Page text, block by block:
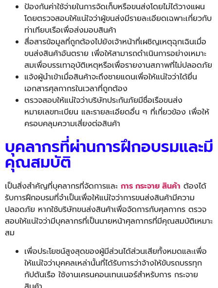
ป้องกันค่าใช้จ่ายในการจัดเก็บหรือขนส่งโดยไม่ได้วางแผน
โดยตรวจสอบให้แน่ใจว่าผู้ขนส่งมีรายละเอียดเฉพาะเกี่ยวกับ
ท่าเทียบเรือเพื่อส่งมอบสินค้า
สื่อสารข้อมูลที่ถูกต้องไปยังเจ้าหน้าที่เผชิญเหตุฉุกเฉินเมื่อ
ขนส่งสินค้าอันตราย เพื่อให้สามารถดำเนินการอย่างเหมาะ
สมเพื่อบรรเทาอุบัติเหตุหรือเพื่อรายงานสภาพที่ไม่ปลอดภัย
แจ้งผู้นำเข้าเมื่อสินค้าจะถึงชายแดนเพื่อให้แน่ใจว่าได้ยื่น
เอกสารศุลกากรในเวลาที่ถูกต้อง
ตรวจสอบให้แน่ใจว่าบริษัทประกันภัยมีชื่อเรือขนส่ง
หมายเลขทะเบียน และรายละเอียดอื่น ๆ ที่เกี่ยวข้อง เพื่อให้
ครอบคลุมความเสี่ยงต่อสินค้า
บุคลากรที่ผ่านการฝึกอบรมและมี
คุณสมบัติ
เป็นสิ่งสำคัญที่บุคลากรที่จัดการและ การ กระจาย สินค้า ต้องได้
รับการฝึกอบรมที่จำเป็นเพื่อให้แน่ใจว่าการขนส่งสินค้ามีความ
ปลอดภัย หากใช้บริษัทขนส่งสินค้าเพื่อจัดการกับศุลกากร ตรวจ
สอบให้แน่ใจว่ามีบุคลากรที่เป็นนายหน้าศุลกากรที่มีคุณสมบัติเหมาะ
สม
เพื่อประโยชน์สูงสุดของผู้มีส่วนได้ส่วนเสียทั้งหมดและเพื่อ
ให้แน่ใจว่าบุคคลเหล่านั้นที่ได้รับการว่าจ้างให้ขับรถบรรทุก
กัปตันเรือ ใช้งานเครนคอนเทนเนอร์สำหรับการ กระจาย